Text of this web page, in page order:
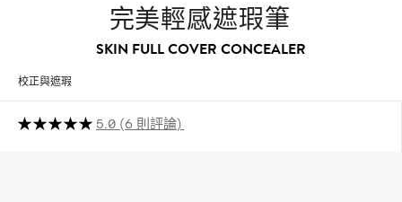
完美輕感遮瑕筆
SKIN FULL COVER CONCEALER
校正與遮瑕
5.0 6 則評論